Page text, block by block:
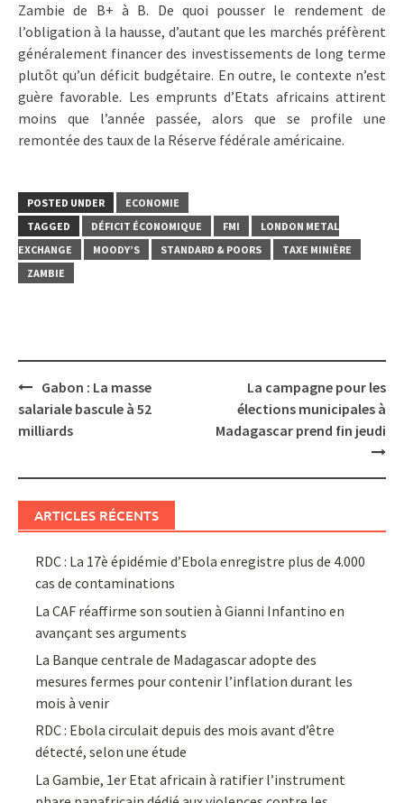
Zambie de B+ à B. De quoi pousser le rendement de
l’obligation à la hausse, d’autant que les marchés préfèrent
généralement financer des investissements de long terme
plutôt qu’un déficit budgétaire. En outre, le contexte n’est
guère favorable. Les emprunts d’Etats africains attirent
moins que l’année passée, alors que se profile une
remontée des taux de la Réserve fédérale américaine.
POSTED UNDER
ECONOMIE
TAGGED
DÉFICIT ÉCONOMIQUE FMI
LONDON METAL
EXCHANGE
MOODY’S STANDARD & POORS
TAXE MINIÈRE
ZAMBIE
Post
navigation
Gabon : La masse
salariale bascule à 52
milliards
La campagne pour les
élections municipales à
Madagascar prend fin jeudi
ARTICLES RÉCENTS
RDC : La 17è épidémie d’Ebola enregistre plus de 4.000
cas de contaminations
La CAF réaffirme son soutien à Gianni Infantino en
avançant ses arguments
La Banque centrale de Madagascar adopte des
mesures fermes pour contenir l’inflation durant les
mois à venir
RDC : Ebola circulait depuis des mois avant d’être
détecté, selon une étude
La Gambie, 1er Etat africain à ratifier l’instrument